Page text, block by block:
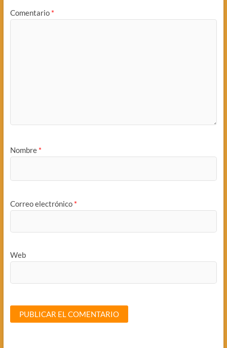
Comentario *
Nombre *
Correo electrónico *
Web